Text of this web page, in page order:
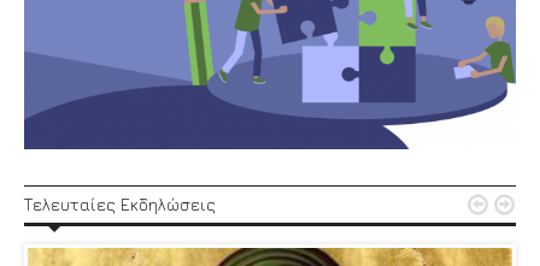
Τελευταίες Εκδηλώσεις  